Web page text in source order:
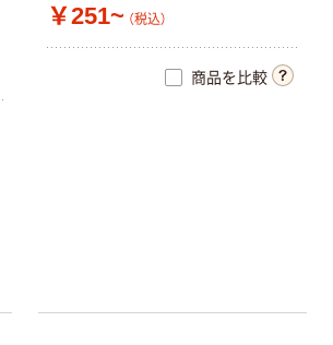
￥251~ （税込）
商品を比較